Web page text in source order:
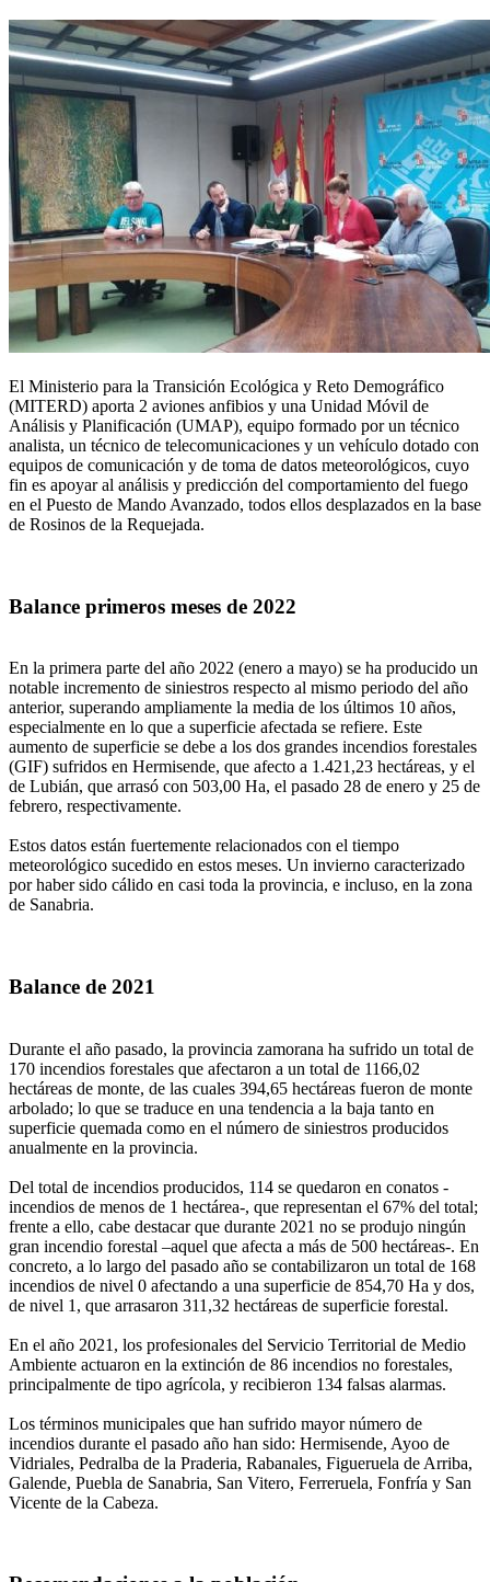
El Ministerio para la Transición Ecológica y Reto Demográfico
(MITERD) aporta 2 aviones anfibios y una Unidad Móvil de
Análisis y Planificación (UMAP), equipo formado por un técnico
analista, un técnico de telecomunicaciones y un vehículo dotado con
equipos de comunicación y de toma de datos meteorológicos, cuyo
fin es apoyar al análisis y predicción del comportamiento del fuego
en el Puesto de Mando Avanzado, todos ellos desplazados en la base
de Rosinos de la Requejada.
Balance primeros meses de 2022
En la primera parte del año 2022 (enero a mayo) se ha producido un
notable incremento de siniestros respecto al mismo periodo del año
anterior, superando ampliamente la media de los últimos 10 años,
especialmente en lo que a superficie afectada se refiere. Este
aumento de superficie se debe a los dos grandes incendios forestales
(GIF) sufridos en Hermisende, que afecto a 1.421,23 hectáreas, y el
de Lubián, que arrasó con 503,00 Ha, el pasado 28 de enero y 25 de
febrero, respectivamente.
Estos datos están fuertemente relacionados con el tiempo
meteorológico sucedido en estos meses. Un invierno caracterizado
por haber sido cálido en casi toda la provincia, e incluso, en la zona
de Sanabria.
Balance de 2021
Durante el año pasado, la provincia zamorana ha sufrido un total de
170 incendios forestales que afectaron a un total de 1166,02
hectáreas de monte, de las cuales 394,65 hectáreas fueron de monte
arbolado; lo que se traduce en una tendencia a la baja tanto en
superficie quemada como en el número de siniestros producidos
anualmente en la provincia.
Del total de incendios producidos, 114 se quedaron en conatos -
incendios de menos de 1 hectárea-, que representan el 67% del total;
frente a ello, cabe destacar que durante 2021 no se produjo ningún
gran incendio forestal –aquel que afecta a más de 500 hectáreas-. En
concreto, a lo largo del pasado año se contabilizaron un total de 168
incendios de nivel 0 afectando a una superficie de 854,70 Ha y dos,
de nivel 1, que arrasaron 311,32 hectáreas de superficie forestal.
En el año 2021, los profesionales del Servicio Territorial de Medio
Ambiente actuaron en la extinción de 86 incendios no forestales,
principalmente de tipo agrícola, y recibieron 134 falsas alarmas.
Los términos municipales que han sufrido mayor número de
incendios durante el pasado año han sido: Hermisende, Ayoo de
Vidriales, Pedralba de la Praderia, Rabanales, Figueruela de Arriba,
Galende, Puebla de Sanabria, San Vitero, Ferreruela, Fonfría y San
Vicente de la Cabeza.